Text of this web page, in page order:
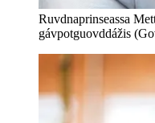
Ruvdnaprinseassa
gávpotguovddážis